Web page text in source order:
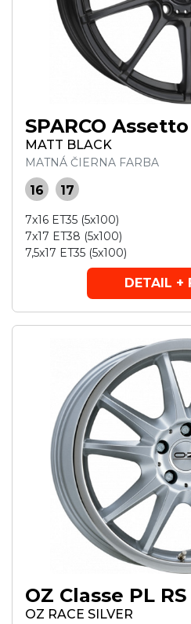
SPARCO
MATT BLACK
MATNÁ ČIERNA FARBA
16 17
7x16 ET35 (5x100)
7x17 ET38 (5x100)
7,5x17 ET35 (5x100)
DETAIL +
OZ Classe PL RS
OZ RACE SILVER